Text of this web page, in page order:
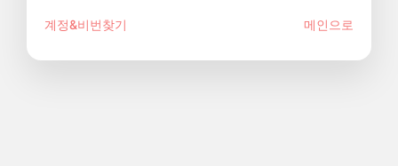
계정&비번찾기 메인으로